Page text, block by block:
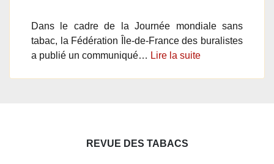
Dans le cadre de la Journée mondiale sans
tabac, la Fédération Île-de-France des buralistes
a publié un communiqué… Lire la suite
REVUE DES TABACS